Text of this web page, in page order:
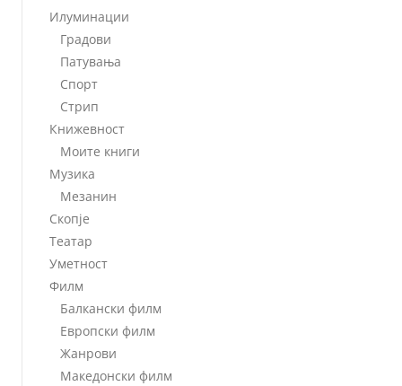
Илуминации
Градови
Патувања
Спорт
Стрип
Книжевност
Моите книги
Музика
Мезанин
Скопје
Театар
Уметност
Филм
Балкански филм
Европски филм
Жанрови
Македонски филм